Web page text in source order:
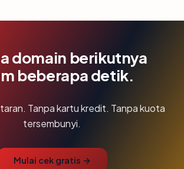
domain berikutnya
beberapa detik.
Tanpa kartu kredit. Tanpa kuota
tersembunyi.
Mulai cek gratis →